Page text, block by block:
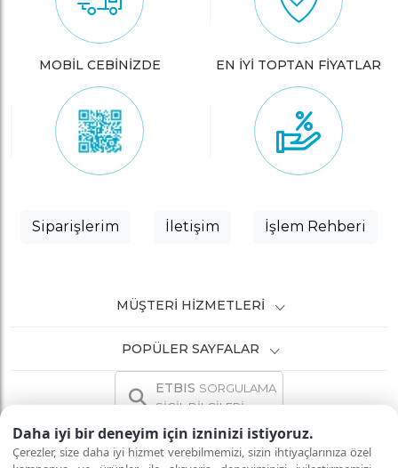
Daha iyi bir deneyim için izninizi istiyoruz.
Çerezler, size daha iyi hizmet verebilmemizi, sizin ihtiyaçlarınıza özel
MOBİL CEBİNİZDE EN İYİ TOPTAN FİYATLAR
Siparişlerim İletişim İşlem Rehberi
MÜŞTERI HIZMETLERI
POPÜLER SAYFALAR
ETBIS SORGULAMA
SİCİL BİLGİLERİ